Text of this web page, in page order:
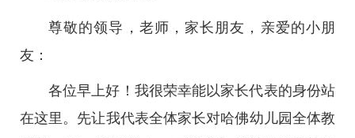
尊敬的领导，老师，家长朋友，亲爱的小朋
友：
各位早上好！我很荣幸能以家长代表的身份站
在这里。先让我代表全体家长对哈佛幼儿园全体教